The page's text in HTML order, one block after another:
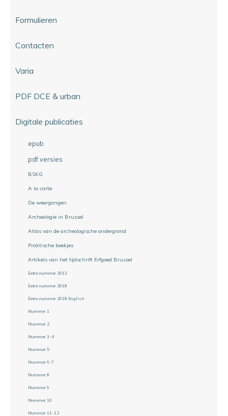
Formulieren
Contacten
Varia
PDF DCE & urban
Digitale publicaties
epub
pdf versies
BSKG
A la carte
De weergangen
Archeologie in Brussel
Atlas van de archeologische ondergrond
Praktische boekjes
Artikels van het tijdschrift Erfgoed Brussel
Extra nummer 2013
Extra nummer 2018
Extra nummer 2018 English
Nummer 1
Nummer 2
Nummer 3-4
Nummer 5
Nummer 6-7
Nummer 8
Nummer 9
Nummer 10
Nummer 11-12